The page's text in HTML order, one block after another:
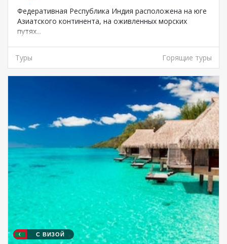
Федеративная Республика Индия расположена на юге
Азиатского континента, на оживленных морских
путях...
Туры Горящие туры
С ВИЗОЙ